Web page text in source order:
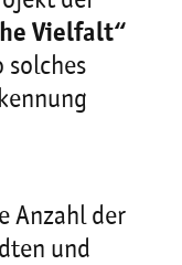
Vielfalt“
solches
Anzahl der
und